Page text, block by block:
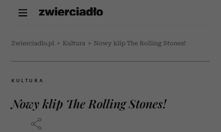
Zwierciadlo.pl > Kultura > Nowy klip The Rolling Stones!
KULTURA
Nowy klip The Rolling Stones!